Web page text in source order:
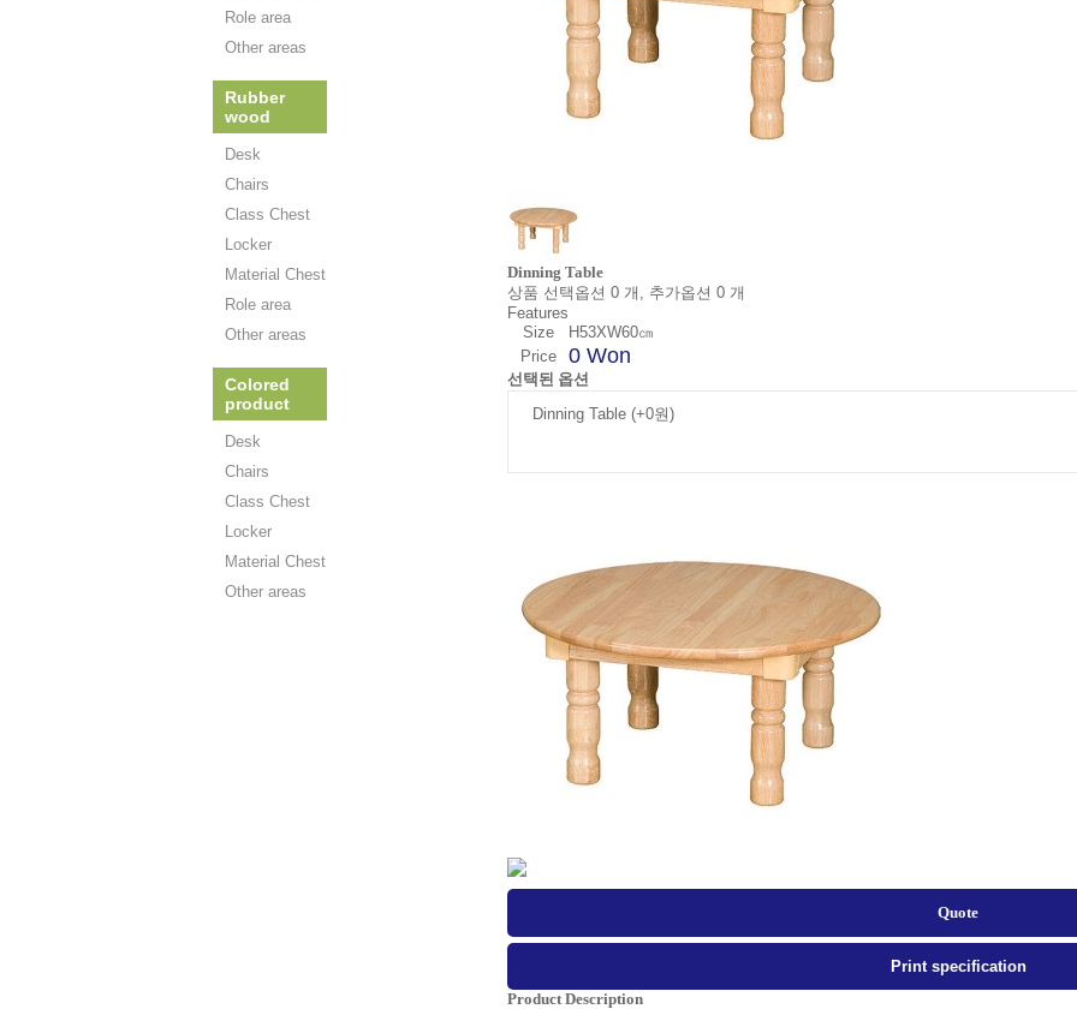
Role area
Other areas
Rubber
wood
Desk
Chairs
Class Chest
Locker
Material Chest
Role area
Other areas
Colored
product
Desk
Chairs
Class Chest
Locker
Material Chest
Other areas
Dinning Table
상품 선택옵션 0 개, 추가옵션 0 개
Features
Size
H53XW60㎝
Price
0 Won
선택된 옵션
Dinning Table (+0원)
Quote
Print specification
Product Description